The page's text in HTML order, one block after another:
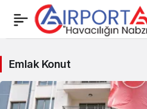
Konut
Haberleri
Emlak Konut